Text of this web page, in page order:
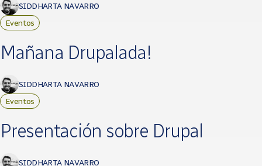
SIDDHARTA NAVARRO
Eventos
Mañana Drupalada!
SIDDHARTA NAVARRO
Eventos
Presentación sobre Drupal
SIDDHARTA NAVARRO